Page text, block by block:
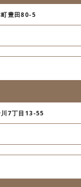
豊田80-5
7丁目13-55